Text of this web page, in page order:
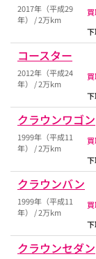
2017年（平成29
年） / 2万km
コースター
2012年（平成24
年） / 2万km
クラウンワゴン
1999年（平成11
年） / 2万km
クラウンバン
1999年（平成11
年） / 2万km
クラウンセダン